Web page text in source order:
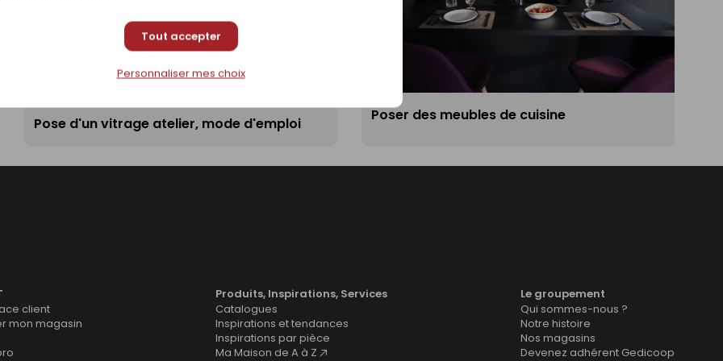
Tout accepter
Personnaliser mes choix
Pose d'un vitrage atelier, mode d'emploi Poser des meubles de cuisine
client
mon magasin
Produits, Inspirations, Services
Catalogues
Inspirations et tendances
Inspirations par pièce
Ma Maison de A à Z
Le groupement
Qui sommes-nous ?
Notre histoire
Nos magasins
Devenez adhérent Gedicoop